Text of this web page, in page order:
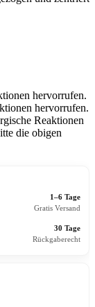
hervorrufen.
hervorrufen.
Reaktionen
die obigen
1–6 Tage
Gratis Versand
30 Tage
Rückgaberecht